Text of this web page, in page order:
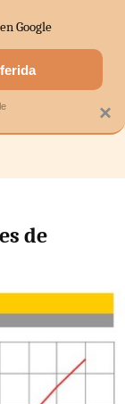
MERCADOS
de
×
Google